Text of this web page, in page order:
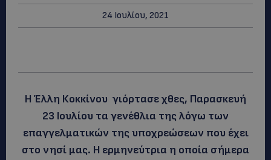
24 Ιουλίου, 2021
Η Έλλη Κοκκίνου γιόρτασε χθες, Παρασκευή
23 Ιουλίου τα γενέθλια της λόγω των
επαγγελματικών της υποχρεώσεων που έχει
στο νησί μας. Η ερμηνεύτρια η οποία σήμερα